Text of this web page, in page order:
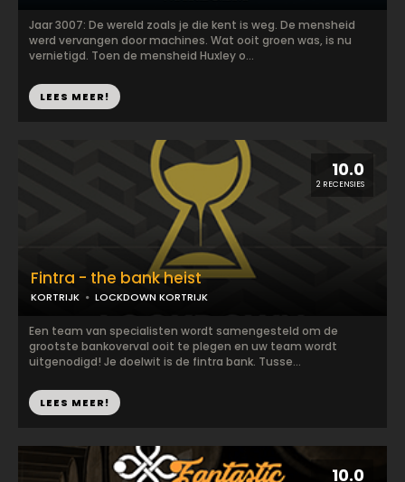
Jaar 3007: De wereld zoals je die kent is weg. De mensheid
werd vervangen door machines. Wat ooit groen was, is nu
vernietigd. Toen de mensheid Huxley o...
LEES MEER!
10.0
2 RECENSIES
Fintra - the bank heist
KORTRIJK LOCKDOWN KORTRIJK
Een team van specialisten wordt samengesteld om de
grootste bankoverval ooit te plegen en uw team wordt
uitgenodigd! Je doelwit is de fintra bank. Tusse...
LEES MEER!
10.0